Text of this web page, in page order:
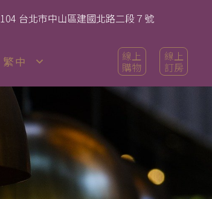
104 台北市中山區建國北路二段７號
繁中 線上
購物
線上
訂房